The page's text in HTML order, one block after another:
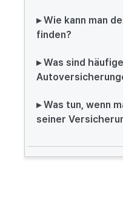
▸ Wie kann man
finden?
▸ Was sind
▸ Was tun, wenn
seiner